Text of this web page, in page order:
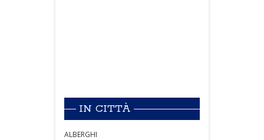
IN CITTÀ
ALBERGHI